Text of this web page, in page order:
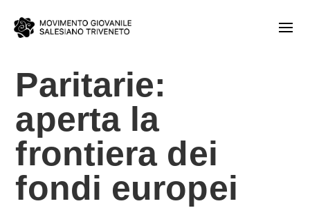
Paritarie:
aperta la
frontiera dei
fondi europei